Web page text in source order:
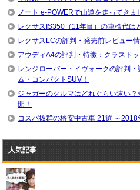
ノート e-POWERで山道を走ってき
レクサスIS350（11年目）の車検代は
レクサスLCの評判・発売前レビュー
アウディA4の評判・特徴：クラスト
レンジローバー・イヴォークの評判
ム・コンパクトSUV！
ジャガーのクルマはどれぐらい速い
開！
コスパ抜群の格安中古車 21選 ～2018
人気記事